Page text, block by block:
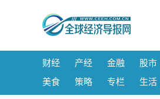
财经 产经 金融 股市
美食
策略 专栏 生活